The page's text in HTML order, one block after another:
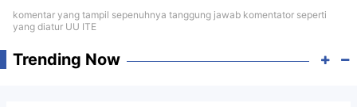
komentar yang tampil sepenuhnya tanggung jawab komentator seperti
yang diatur UU ITE
Trending Now